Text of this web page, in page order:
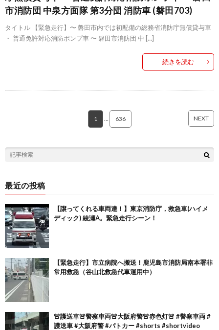
市消防団 中泉方面隊 第3分団 消防車 (磐田703)
タイトル 【緊急走行】〜 磐田市内では初配備の総務省消防庁無償貸与車
・ 普通免許対応消防ポンプ車 〜 磐田市消防団 中 […]
続きを読む
1 636 NEXT
最近の投稿
【譲ってくれる車両達！】東京消防庁，救急車(ハイメ
ディック) 綾瀬A。緊急走行シーン！
【緊急走行】市立病院へ搬送！鹿児島市消防局南本署非
常用救急（谷山北救急代車運用中）
🚨護送車🚨警察車両🚨大阪府警🚨赤色灯🚨 #警察車両 #
護送車 #大阪府警 #パトカー #shorts #shortvideo